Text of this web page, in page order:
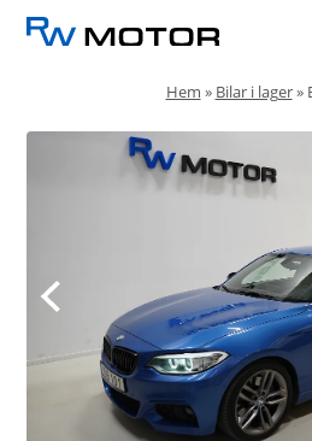
Hem » Bilar i lager»